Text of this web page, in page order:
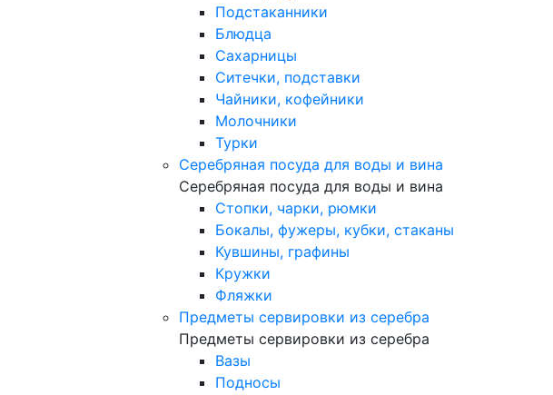
Подстаканники
Блюдца
Сахарницы
Ситечки, подставки
Чайники, кофейники
Молочники
Турки
Серебряная посуда для воды и вина
Серебряная посуда для воды и вина
Стопки, чарки, рюмки
Бокалы, фужеры, кубки, стаканы
Кувшины, графины
Кружки
Фляжки
Предметы сервировки из серебра
Предметы сервировки из серебра
Вазы
Подносы